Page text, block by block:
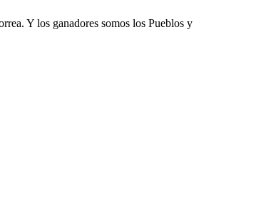
Y los ganadores somos los Pueblos y